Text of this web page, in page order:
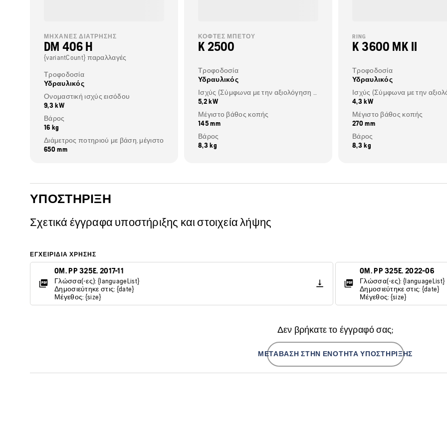
ΜΗΧΑΝΈΣ ΔΙΆΤΡΗΣΗΣ
DM 406 H
{variantCount} παραλλαγές
Τροφοδοσία
Υδραυλικός
Ονομαστική ισχύς εισόδου
9,3 kW
Βάρος
16 kg
Διάμετρος ποτηριού με βάση, μέγιστο
650 mm
ΚΌΦΤΕΣ ΜΠΕΤΟΎ
K 2500
Τροφοδοσία
Υδραυλικός
5,2 kW
Μέγιστο βάθος κοπής
145 mm
Βάρος
8,3 kg
RING
K 3600 MK II
Τροφοδοσία
Υδραυλικός
4,3 kW
Μέγιστο βάθος κοπής
270 mm
Βάρος
8,3 kg
ΥΠΟΣΤΉΡΙΞΗ
Σχετικά έγγραφα υποστήριξης και στοιχεία λήψης
ΕΓΧΕΙΡΊΔΙΑ ΧΡΉΣΗΣ
OM. PP 325E. 2017-11
Γλώσσα(-ες): {languageList}
Δημοσιεύτηκε στις: {date}
Μέγεθος: {size}
OM. PP 325E. 2022-06
Γλώσσα(-ες): {languageList}
Δημοσιεύτηκε στις: {date}
Μέγεθος: {size}
Δεν βρήκατε το έγγραφό σας;
ΜΕΤΆΒΑΣΗ ΣΤΗΝ ΕΝΌΤΗΤΑ ΥΠΟΣΤΉΡΙΞΗΣ